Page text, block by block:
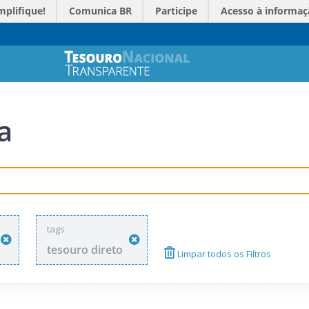
Comunica BR Participe Acesso à
tags
tesouro direto Limpar todos os Filtros